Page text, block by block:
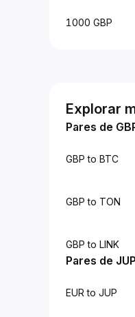
1000 GBP
Explorar
Pares de
GBP to BTC
GBP to TON
GBP to LINK
Pares de
EUR to JUP